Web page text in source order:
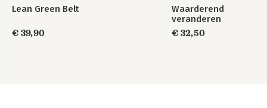
Lean Green Belt
€ 39,90
Waarderend
veranderen
€ 32,50